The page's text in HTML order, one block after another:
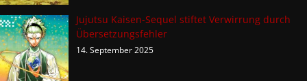
Jujutsu Kaisen-Sequel stiftet Verwirrung durch
Übersetzungsfehler
14. September 2025